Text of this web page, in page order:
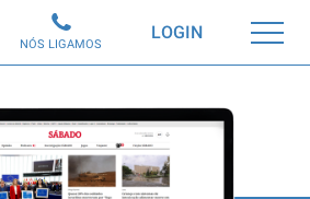
LOGIN
NÓS LIGAMOS